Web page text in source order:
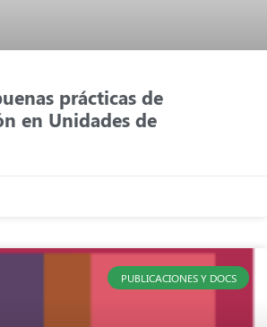
prácticas de
en Unidades de
PUBLICACIONES Y DOCS